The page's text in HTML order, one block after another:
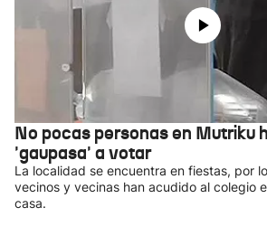
No pocas personas en Mutriku
'gaupasa' a votar
La localidad se encuentra en fiestas, por
vecinos y vecinas han acudido al colegio
casa.